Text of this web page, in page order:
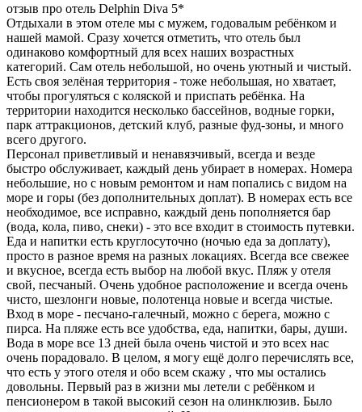
отзыв про отель Delphin Diva 5*
Отдыхали в этом отеле мы с мужем, годовалым ребёнком и
нашей мамой. Сразу хочется отметить, что отель был
одинаково комфортный для всех наших возрастных
категорий. Сам отель небольшой, но очень уютный и чистый.
Есть своя зелёная территория - тоже небольшая, но хватает,
чтобы прогуляться с коляской и приспать ребёнка. На
территории находится несколько бассейнов, водные горки,
парк аттракционов, детский клуб, разные фуд-зоны, и много
всего другого.
Персонал приветливый и ненавязчивый, всегда и везде
быстро обслуживает, каждый день убирает в номерах. Номера
небольшие, но с новым ремонтом и нам попались с видом на
море и горы (без дополнительных доплат). В номерах есть все
необходимое, все исправно, каждый день пополняется бар
(вода, кола, пиво, снеки) - это все входит в стоимость путевки.
Еда и напитки есть круглосуточно (ночью еда за доплату),
просто в разное время на разных локациях. Всегда все свежее
и вкусное, всегда есть выбор на любой вкус. Пляж у отеля
свой, песчаный. Очень удобное расположение и всегда очень
чисто, шезлонги новые, полотенца новые и всегда чистые.
Вход в море - песчано-галечный, можно с берега, можно с
пирса. На пляже есть все удобства, еда, напитки, бары, души.
Вода в море все 13 дней была очень чистой и это всех нас
очень порадовало. В целом, я могу ещё долго перечислять все,
что есть у этого отеля и обо всем скажу , что мы остались
довольны. Первый раз в жизни мы летели с ребёнком и
пенсионером в такой высокий сезон на олинклюзив. Было